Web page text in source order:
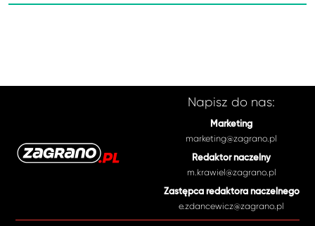
Napisz do nas:
Marketing
marketing@zagrano.pl
Redaktor naczelny
m.krawiel@zagrano.pl
Zastępca redaktora naczelnego
e.zdancewicz@zagrano.pl